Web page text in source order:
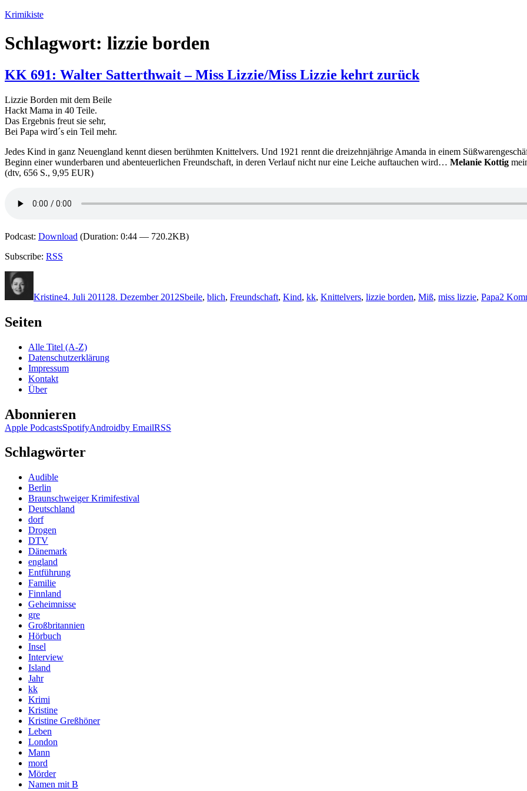
Zum
springen
Krimikiste
Schlagwort: lizzie borden
KK 691: Walter Satterthwait – Miss Lizzie/Miss Lizzie kehrt zurück
Lizzie Borden mit dem Beile
Hackt Mama in 40 Teile.
Das Ergebnis freut sie sehr,
Bei Papa wird´s ein Teil mehr.
Jedes Kind in ganz Neuengland kennt diesen berühmten Knittelvers. Und 1921 rennt die dreizehnjährige Amanda in einem
Beginn einer wunderbaren und abenteuerlichen Freundschaft, in deren Verlauf nicht nur eine Leiche auftauchen wird… Melanie Kottig
(dtv, 656 S., 9,95 EUR)
Podcast: Download (Duration: 0:44 — 720.2KB)
Subscribe: RSS
Kristine4. Juli 2011 28. Dezember 2012Sbeile, blich, Freundschaft, Kind, kk, Knittelvers, lizzie borden, Miß, miss lizzie, Papa2
Seiten
Alle Titel (A-Z)
Datenschutzerklärung
Impressum
Kontakt
Über
Abonnieren
Apple PodcastsSpotifyAndroidby EmailRSS
Schlagwörter
Audible
Berlin
Braunschweiger Krimifestival
Deutschland
dorf
Drogen
DTV
Dänemark
england
Entführung
Familie
Finnland
Geheimnisse
gre
Großbritannien
Hörbuch
Insel
Interview
Island
Jahr
kk
Krimi
Kristine
Kristine Greßhöner
Leben
London
Mann
mord
Mörder
Namen mit B